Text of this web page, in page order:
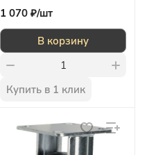
1 070 ₽/шт
В корзину
Купить в 1 клик